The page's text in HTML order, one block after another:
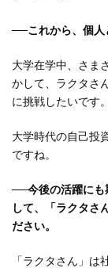
──これから、個人
大学在学中、さま
かして、ラクタさ
に挑戦したいです。
大学時代の自己投
ですね。
──今後の活躍にも
して、「ラクタさ
ださい。
「ラクタさん」は